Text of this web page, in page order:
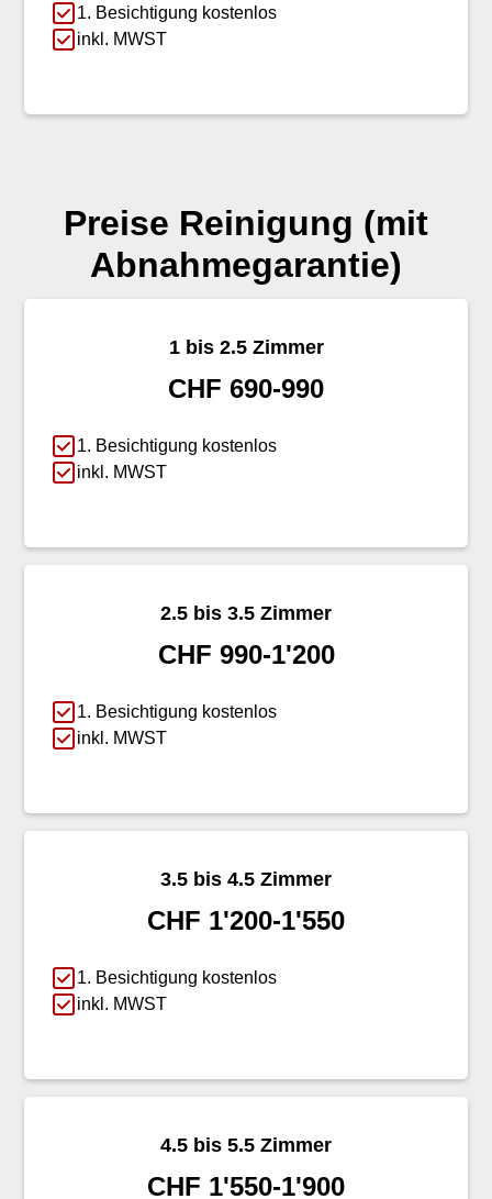
1. Besichtigung kostenlos
inkl. MWST
Preise Reinigung (mit
Abnahmegarantie)
1 bis 2.5 Zimmer
CHF 690-990
1. Besichtigung kostenlos
inkl. MWST
2.5 bis 3.5 Zimmer
CHF 990-1'200
1. Besichtigung kostenlos
inkl. MWST
3.5 bis 4.5 Zimmer
CHF 1'200-1'550
1. Besichtigung kostenlos
inkl. MWST
4.5 bis 5.5 Zimmer
CHF 1'550-1'900